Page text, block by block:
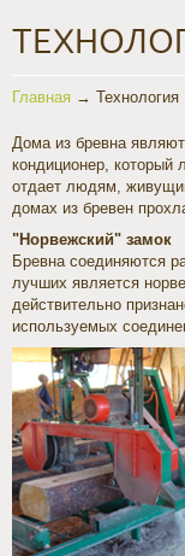
Главная → Технология
Дома из бревна
кондиционер, который
отдает людям,
домах из бревен
"Норвежский" замок
Бревна соединяются
лучших является
действительно
используемых